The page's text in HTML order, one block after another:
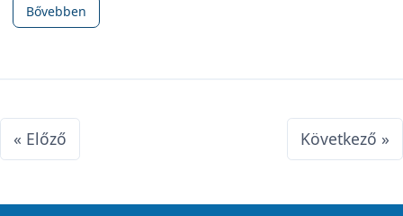
Bővebben
« Előző Következő »